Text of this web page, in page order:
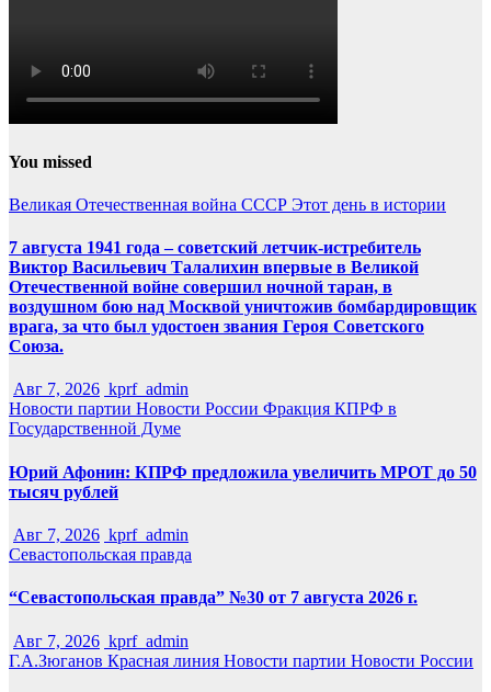
You missed
Великая Отечественная война СССР Этот день в истории
7 августа 1941 года – советский летчик-истребитель
Виктор Васильевич Талалихин впервые в Великой
Отечественной войне совершил ночной таран, в
воздушном бою над Москвой уничтожив бомбардировщик
врага, за что был удостоен звания Героя Советского
Союза.
Авг 7, 2026 kprf_admin
Новости партии Новости России Фракция КПРФ в
Государственной Думе
Юрий Афонин: КПРФ предложила увеличить МРОТ до 50
тысяч рублей
Авг 7, 2026 kprf_admin
Севастопольская правда
“Севастопольская правда” №30 от 7 августа 2026 г.
Авг 7, 2026 kprf_admin
Г.А.Зюганов Красная линия Новости партии Новости России